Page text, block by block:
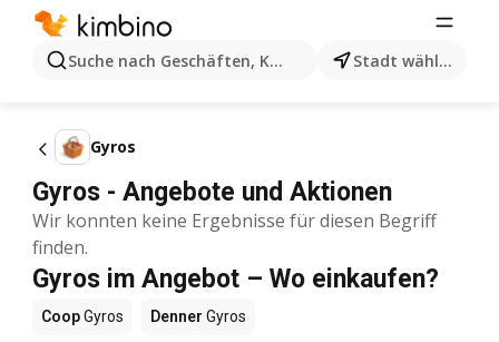
Suche nach Geschäften, Kategorien, Produkten...
Stadt wählen
Gyros
Gyros - Angebote und Aktionen
Wir konnten keine Ergebnisse für diesen Begriff
finden.
Gyros im Angebot – Wo einkaufen?
CoopGyros Denner Gyros